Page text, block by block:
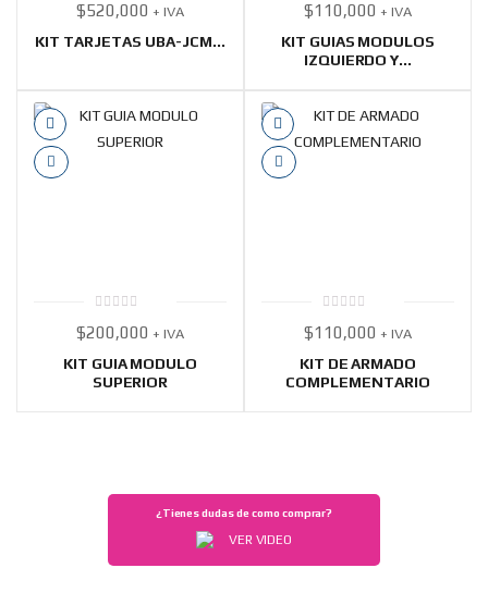
out
5
$520,000 + IVA
KIT TARJETAS UBA-JCM...
out
5
$110,000 + IVA
KIT GUIAS MODULOS
IZQUIERDO Y...
out
5
$200,000 + IVA
KIT GUIA MODULO
SUPERIOR
out
5
$110,000 + IVA
KIT DE ARMADO
COMPLEMENTARIO
¿Tienes dudas de como comprar?
VER VIDEO